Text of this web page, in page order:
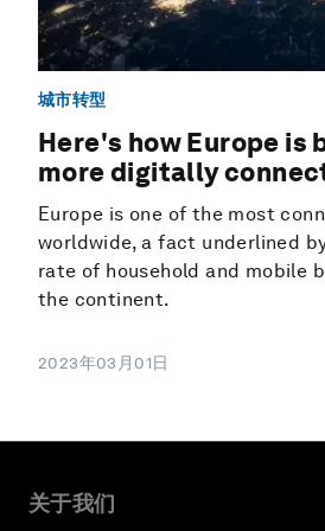
城市转型
Here's how Europe is
more digitally
Europe is one of the most
worldwide, a fact underlined
rate of household and mobile
the continent.
2023年03月01日
关于我们